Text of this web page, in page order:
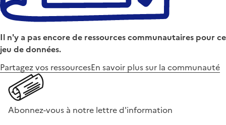
Il n'y a pas encore de ressources communautaires pour ce
jeu de données.
Partagez vos ressourcesEn savoir plus sur la communauté
Abonnez-vous à notre lettre d'information